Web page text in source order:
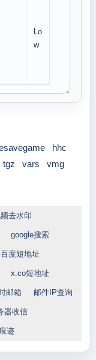
Lo
w
hhc
tgz vars
vmg
去水印
google搜索
百度短地址
x.co短地址
邮箱 邮件IP查询
器收信
迹